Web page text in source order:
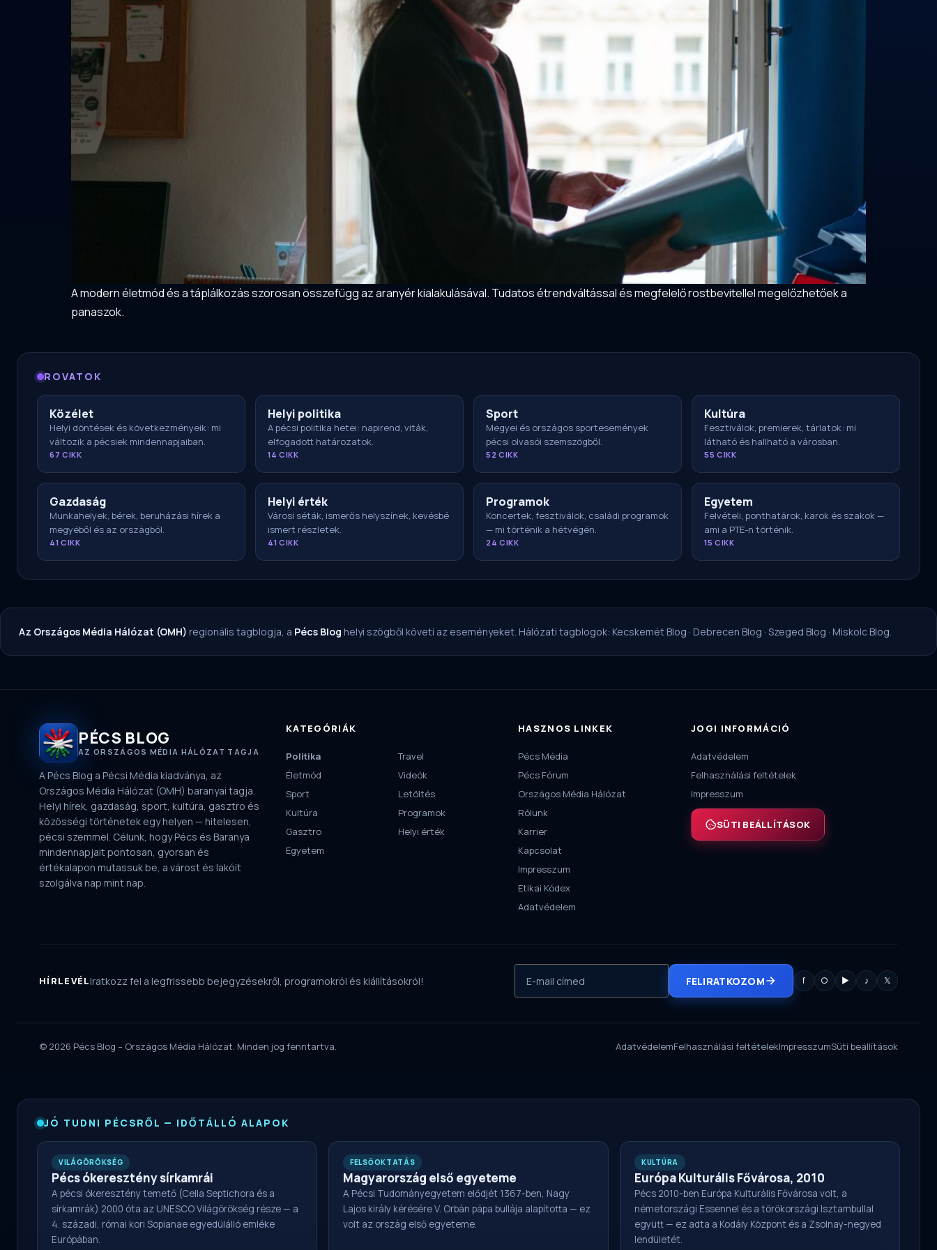
A modern életmód és a táplálkozás szorosan összefügg az aranyér kialakulásával. Tudatos étrendváltással és megfelelő rostbevitellel megelőzhetőek a
panaszok.
ROVATOK
Közélet
Helyi döntések és következményeik: mi
változik a pécsiek mindennapjaiban.
67 CIKK
Helyi politika
A pécsi politika hetei: napirend, viták,
elfogadott határozatok.
14 CIKK
Sport
Megyei és országos sportesemények
pécsi olvasói szemszögből.
52 CIKK
Kultúra
Fesztiválok, premierek, tárlatok: mi
látható és hallható a városban.
55 CIKK
Gazdaság
Munkahelyek, bérek, beruházási hírek a
megyéből és az országból.
41 CIKK
Helyi érték
Városi séták, ismerős helyszínek, kevésbé
ismert részletek.
41 CIKK
Programok
Koncertek, fesztiválok, családi programok
— mi történik a hétvégén.
24 CIKK
Egyetem
Felvételi, ponthatárok, karok és szakok —
ami a PTE-n történik.
15 CIKK
Az Országos Média Hálózat (OMH) regionális tagblogja, a Pécs Blog helyi szögből követi az eseményeket. Hálózati tagblogok: Kecskemét Blog · Debrecen Blog · Szeged Blog · Miskolc Blog.
PÉCS BLOG
AZ ORSZÁGOS MÉDIA HÁLÓZAT TAGJA
A Pécs Blog a Pécsi Média kiadványa, az
Országos Média Hálózat (OMH) baranyai tagja.
Helyi hírek, gazdaság, sport, kultúra, gasztro és
közösségi történetek egy helyen — hitelesen,
pécsi szemmel. Célunk, hogy Pécs és Baranya
mindennapjait pontosan, gyorsan és
értékalapon mutassuk be, a várost és lakóit
szolgálva nap mint nap.
KATEGÓRIÁK
Politika
Életmód
Sport
Kultúra
Gasztro
Egyetem
Travel
Videók
Letöltés
Programok
Helyi érték
HASZNOS LINKEK
Pécs Média
Pécs Fórum
Országos Média Hálózat
Rólunk
Karrier
Kapcsolat
Impresszum
Etikai Kódex
Adatvédelem
JOGI INFORMÁCIÓ
Adatvédelem
Felhasználási feltételek
Impresszum
SÜTI BEÁLLÍTÁSOK
HÍRLEVÉLIratkozz fel a legfrissebb bejegyzésekről, programokról és kiállításokról! FELIRATKOZOM f ○ ▶ ♪ 𝕏
© 2026 Pécs Blog – Országos Média Hálózat. Minden jog fenntartva. AdatvédelemFelhasználási feltételekImpresszumSüti beállítások
JÓ TUDNI PÉCSRŐL — IDŐTÁLLÓ ALAPOK
VILÁGÖRÖKSÉG
Pécs ókeresztény sírkamrái
A pécsi ókeresztény temető (Cella Septichora és a
sírkamrák) 2000 óta az UNESCO Világörökség része — a
4. századi, római kori Sopianae egyedülálló emléke
Európában.
FELSŐOKTATÁS
Magyarország első egyeteme
A Pécsi Tudományegyetem elődjét 1367-ben, Nagy
Lajos király kérésére V. Orbán pápa bullája alapította — ez
volt az ország első egyeteme.
KULTÚRA
Európa Kulturális Fővárosa, 2010
Pécs 2010-ben Európa Kulturális Fővárosa volt, a
németországi Essennel és a törökországi Isztambullal
együtt — ez adta a Kodály Központ és a Zsolnay-negyed
lendületét.